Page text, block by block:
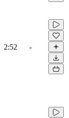
2:52 -